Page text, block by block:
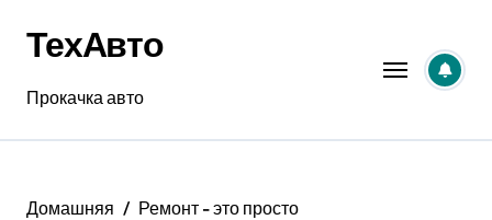
содержанию
ТехАвто
Прокачка авто
Домашняя
Ремонт - это просто